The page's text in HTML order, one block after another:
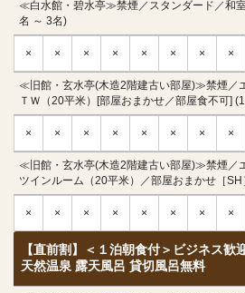
≪白水館・碧水亭≫禁煙／スタンダード／和
名 ～ 3名)
× × × × × × × ×
≪旧館・玄水亭(木造2階建古い部屋)≫禁煙／
ＴＷ（20平米）[部屋おまかせ／部屋食不可]
× × × × × × × ×
≪旧館・玄水亭(木造2階建古い部屋)≫禁煙／
ツインルーム（20平米）／部屋おまかせ［
× × × × × × × ×
【直前割】＜１泊朝食付＞ビジネス歓
天然温泉 露天風呂 貸切風呂無料